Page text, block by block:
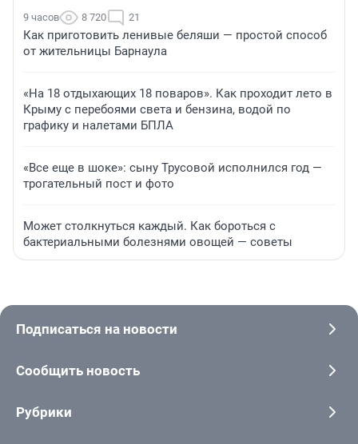
9 часов 8 720 21
Как приготовить ленивые беляши — простой способ
от жительницы Барнаула
«На 18 отдыхающих 18 поваров». Как проходит лето в
Крыму с перебоями света и бензина, водой по
графику и налетами БПЛА
«Все еще в шоке»: сыну Трусовой исполнился год —
трогательный пост и фото
Может столкнуться каждый. Как бороться с
бактериальными болезнями овощей — советы
Подписаться на новости
Сообщить новость
Рубрики